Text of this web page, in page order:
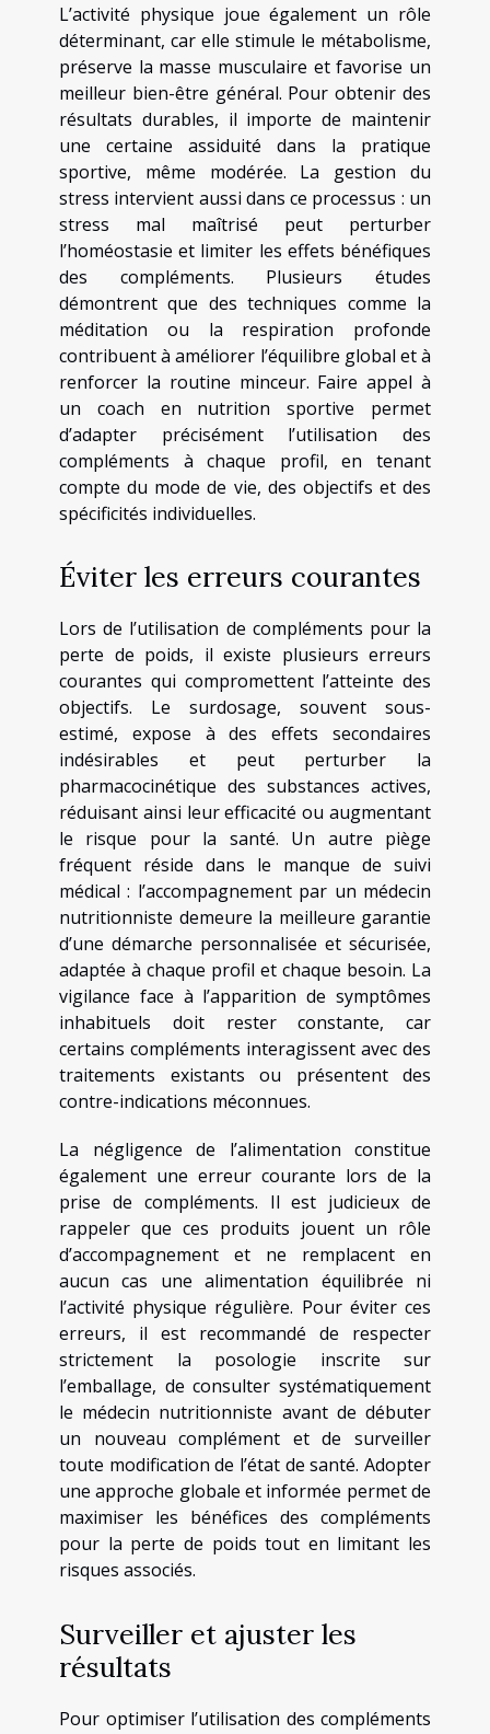
L’activité physique joue également un rôle
déterminant, car elle stimule le métabolisme,
préserve la masse musculaire et favorise un
meilleur bien-être général. Pour obtenir des
résultats durables, il importe de maintenir
une certaine assiduité dans la pratique
sportive, même modérée. La gestion du
stress intervient aussi dans ce processus : un
stress mal maîtrisé peut perturber
l’homéostasie et limiter les effets bénéfiques
des compléments. Plusieurs études
démontrent que des techniques comme la
méditation ou la respiration profonde
contribuent à améliorer l’équilibre global et à
renforcer la routine minceur. Faire appel à
un coach en nutrition sportive permet
d’adapter précisément l’utilisation des
compléments à chaque profil, en tenant
compte du mode de vie, des objectifs et des
spécificités individuelles.
Éviter les erreurs courantes
Lors de l’utilisation de compléments pour la
perte de poids, il existe plusieurs erreurs
courantes qui compromettent l’atteinte des
objectifs. Le surdosage, souvent sous-
estimé, expose à des effets secondaires
indésirables et peut perturber la
pharmacocinétique des substances actives,
réduisant ainsi leur efficacité ou augmentant
le risque pour la santé. Un autre piège
fréquent réside dans le manque de suivi
médical : l’accompagnement par un médecin
nutritionniste demeure la meilleure garantie
d’une démarche personnalisée et sécurisée,
adaptée à chaque profil et chaque besoin. La
vigilance face à l’apparition de symptômes
inhabituels doit rester constante, car
certains compléments interagissent avec des
traitements existants ou présentent des
contre-indications méconnues.
La négligence de l’alimentation constitue
également une erreur courante lors de la
prise de compléments. Il est judicieux de
rappeler que ces produits jouent un rôle
d’accompagnement et ne remplacent en
aucun cas une alimentation équilibrée ni
l’activité physique régulière. Pour éviter ces
erreurs, il est recommandé de respecter
strictement la posologie inscrite sur
l’emballage, de consulter systématiquement
le médecin nutritionniste avant de débuter
un nouveau complément et de surveiller
toute modification de l’état de santé. Adopter
une approche globale et informée permet de
maximiser les bénéfices des compléments
pour la perte de poids tout en limitant les
risques associés.
Surveiller et ajuster les
résultats
Pour optimiser l’utilisation des compléments